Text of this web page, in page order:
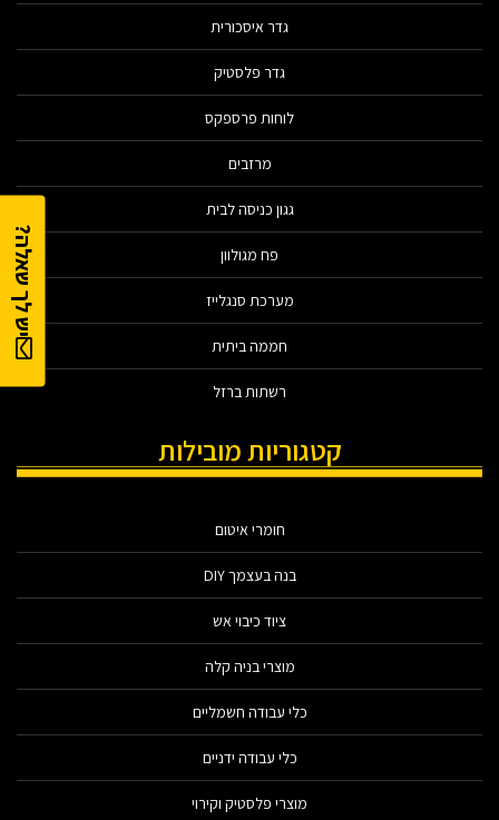
יש לך שאלה?
גדר איסכורית
גדר פלסטיק
לוחות פרספקס
מרזבים
גגון כניסה לבית
פח מגולוון
מערכת סנגלייז
חממה ביתית
רשתות ברזל
קטגוריות מובילות
חומרי איטום
בנה בעצמך DIY
ציוד כיבוי אש
מוצרי בניה קלה
כלי עבודה חשמליים
כלי עבודה ידניים
מוצרי פלסטיק וקירוי